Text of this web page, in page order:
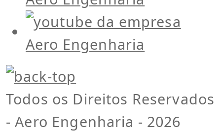
Todos os Direitos Reservados
- Aero Engenharia - 2026